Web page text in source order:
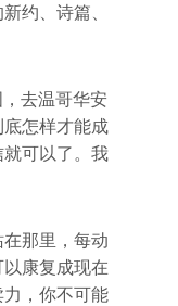
约、诗篇、
去温哥华安
怎样才能成
可以了。我
那里，每动
康复成现在
，你不可能